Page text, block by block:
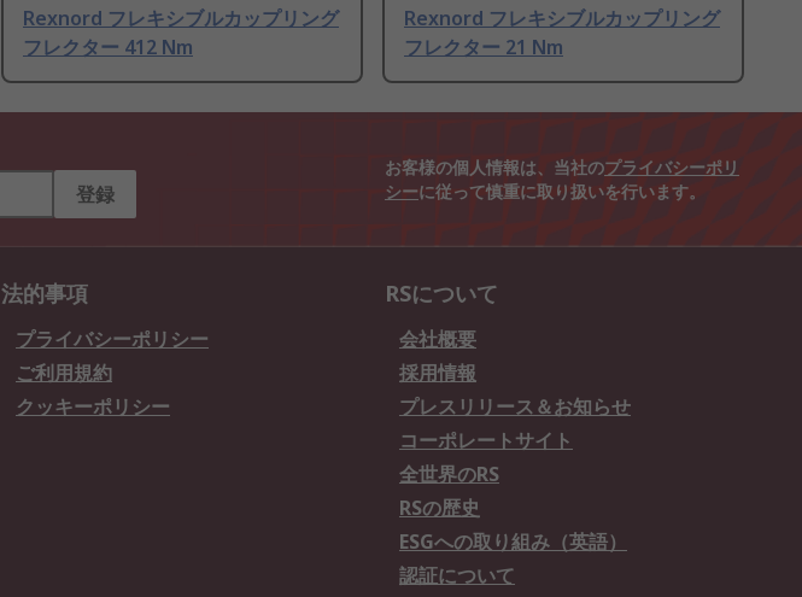
Rexnord フレキシブルカップリング
フレクター 412 Nm
Rexnord フレキシブルカップリング
フレクター 21 Nm
登録
お客様の個人情報は、当社のプライバシーポリ
シーに従って慎重に取り扱いを行います。
法的事項
プライバシーポリシー
ご利用規約
クッキーポリシー
RSについて
会社概要
採用情報
プレスリリース＆お知らせ
コーポレートサイト
全世界のRS
RSの歴史
ESGへの取り組み（英語）
認証について